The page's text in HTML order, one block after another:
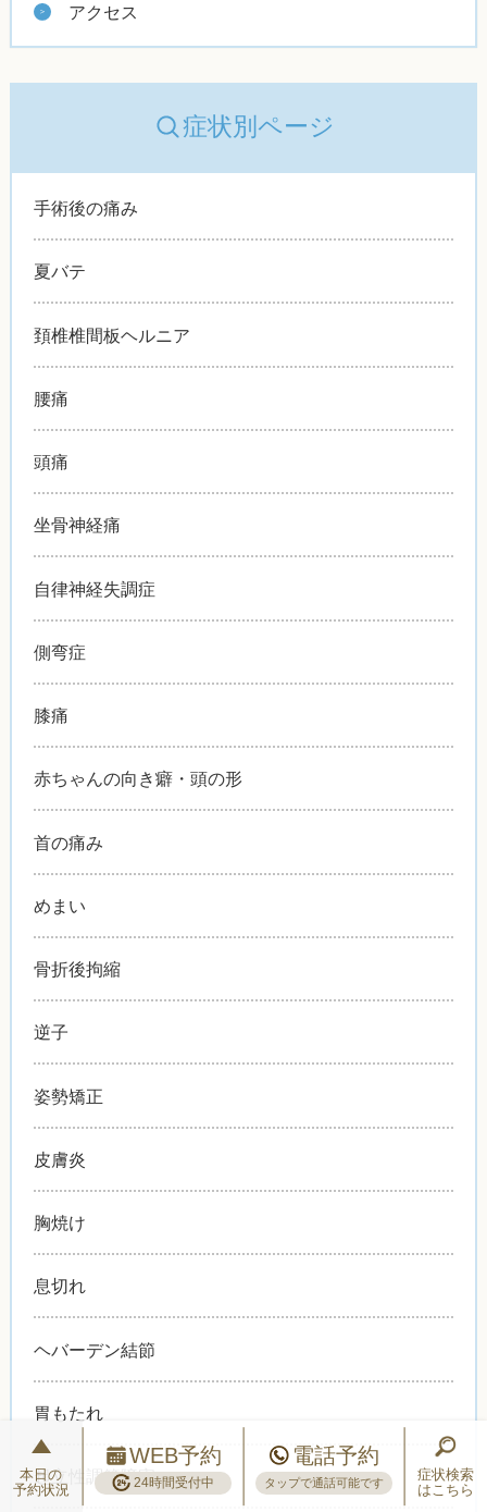
アクセス
症状別ページ
手術後の痛み
夏バテ
頚椎椎間板ヘルニア
腰痛
頭痛
坐骨神経痛
自律神経失調症
側弯症
膝痛
赤ちゃんの向き癖・頭の形
首の痛み
めまい
骨折後拘縮
逆子
姿勢矯正
皮膚炎
胸焼け
息切れ
ヘバーデン結節
胃もたれ
起立性調節障害
本日の
予約状況
WEB予約
24時間受付中
電話予約
タップで通話可能です
症状検索
はこちら